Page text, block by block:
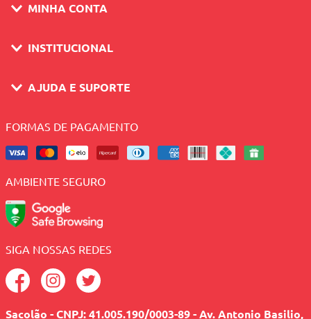
MINHA CONTA
INSTITUCIONAL
AJUDA E SUPORTE
FORMAS DE PAGAMENTO
AMBIENTE SEGURO
SIGA NOSSAS REDES
Sacolão - CNPJ: 41.005.190/0003-89 - Av. Antonio Basilio,